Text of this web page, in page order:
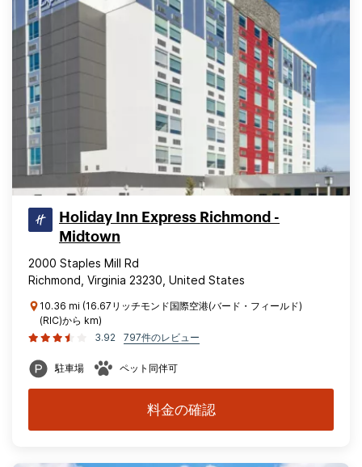
Holiday Inn Express Richmond -
Midtown
2000 Staples Mill Rd
Richmond, Virginia 23230, United States
10.36 mi (16.67リッチモンド国際空港(バード・フィールド)
(RIC)から km)
3.92
797件のレビュー
駐車場 ペット同伴可
料金の確認